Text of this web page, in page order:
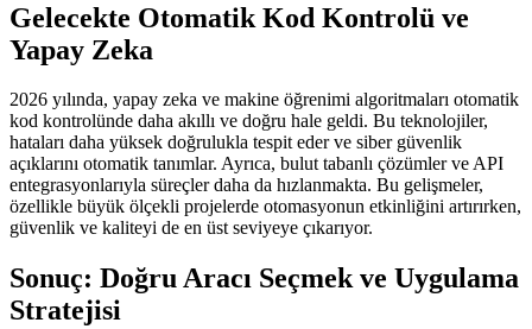
Gelecekte Otomatik Kod Kontrolü ve
Yapay Zeka
2026 yılında, yapay zeka ve makine öğrenimi algoritmaları otomatik
kod kontrolünde daha akıllı ve doğru hale geldi. Bu teknolojiler,
hataları daha yüksek doğrulukla tespit eder ve siber güvenlik
açıklarını otomatik tanımlar. Ayrıca, bulut tabanlı çözümler ve API
entegrasyonlarıyla süreçler daha da hızlanmakta. Bu gelişmeler,
özellikle büyük ölçekli projelerde otomasyonun etkinliğini artırırken,
güvenlik ve kaliteyi de en üst seviyeye çıkarıyor.
Sonuç: Doğru Aracı Seçmek ve Uygulama
Stratejisi